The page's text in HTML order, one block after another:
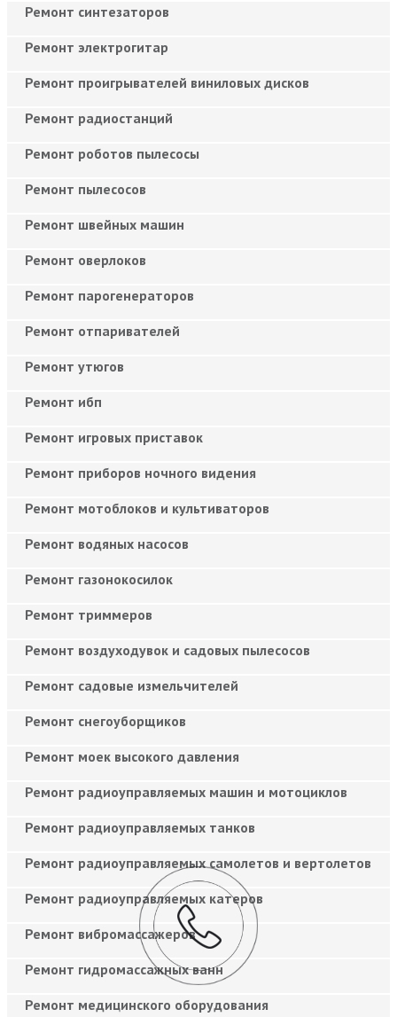
Ремонт синтезаторов
Ремонт электрогитар
Ремонт проигрывателей виниловых дисков
Ремонт радиостанций
Ремонт роботов пылесосы
Ремонт пылесосов
Ремонт швейных машин
Ремонт оверлоков
Ремонт парогенераторов
Ремонт отпаривателей
Ремонт утюгов
Ремонт ибп
Ремонт игровых приставок
Ремонт приборов ночного видения
Ремонт мотоблоков и культиваторов
Ремонт водяных насосов
Ремонт газонокосилок
Ремонт триммеров
Ремонт воздуходувок и садовых пылесосов
Ремонт садовые измельчителей
Ремонт снегоуборщиков
Ремонт моек высокого давления
Ремонт радиоуправляемых машин и мотоциклов
Ремонт радиоуправляемых танков
Ремонт радиоуправляемых самолетов и вертолетов
Ремонт радиоуправляемых катеров
Ремонт вибромассажеров
Ремонт гидромассажных ванн
Ремонт медицинского оборудования